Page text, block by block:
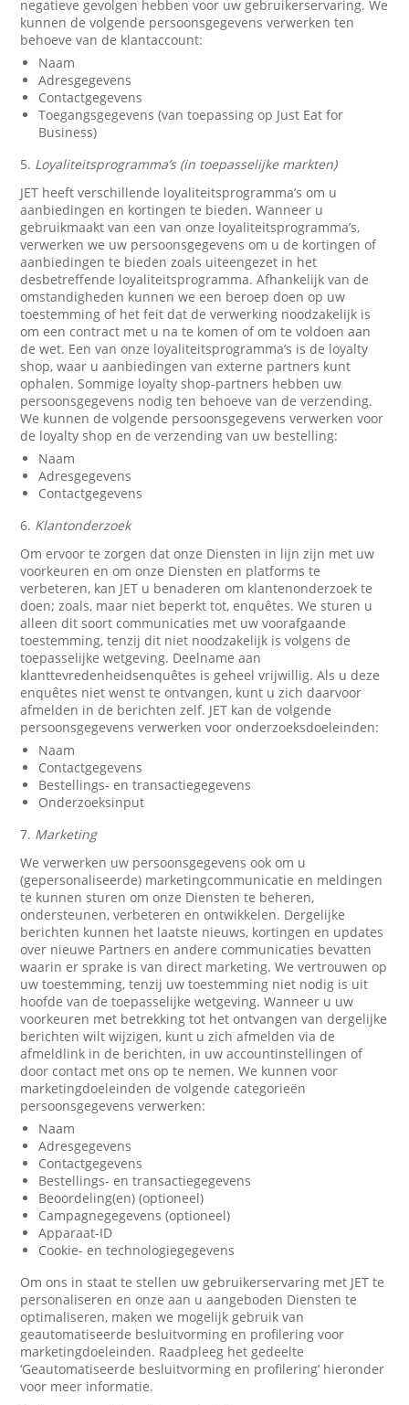
negatieve gevolgen hebben voor uw gebruikerservaring. We
kunnen de volgende persoonsgegevens verwerken ten
behoeve van de klantaccount:
Naam
Adresgegevens
Contactgegevens
Toegangsgegevens (van toepassing op Just Eat for
Business)
5. Loyaliteitsprogramma’s (in toepasselijke markten)
JET heeft verschillende loyaliteitsprogramma’s om u
aanbiedingen en kortingen te bieden. Wanneer u
gebruikmaakt van een van onze loyaliteitsprogramma’s,
verwerken we uw persoonsgegevens om u de kortingen of
aanbiedingen te bieden zoals uiteengezet in het
desbetreffende loyaliteitsprogramma. Afhankelijk van de
omstandigheden kunnen we een beroep doen op uw
toestemming of het feit dat de verwerking noodzakelijk is
om een contract met u na te komen of om te voldoen aan
de wet. Een van onze loyaliteitsprogramma’s is de loyalty
shop, waar u aanbiedingen van externe partners kunt
ophalen. Sommige loyalty shop-partners hebben uw
persoonsgegevens nodig ten behoeve van de verzending.
We kunnen de volgende persoonsgegevens verwerken voor
de loyalty shop en de verzending van uw bestelling:
Naam
Adresgegevens
Contactgegevens
6. Klantonderzoek
Om ervoor te zorgen dat onze Diensten in lijn zijn met uw
voorkeuren en om onze Diensten en platforms te
verbeteren, kan JET u benaderen om klantenonderzoek te
doen; zoals, maar niet beperkt tot, enquêtes. We sturen u
alleen dit soort communicaties met uw voorafgaande
toestemming, tenzij dit niet noodzakelijk is volgens de
toepasselijke wetgeving. Deelname aan
klanttevredenheidsenquêtes is geheel vrijwillig. Als u deze
enquêtes niet wenst te ontvangen, kunt u zich daarvoor
afmelden in de berichten zelf. JET kan de volgende
persoonsgegevens verwerken voor onderzoeksdoeleinden:
Naam
Contactgegevens
Bestellings- en transactiegegevens
Onderzoeksinput
7. Marketing
We verwerken uw persoonsgegevens ook om u
(gepersonaliseerde) marketingcommunicatie en meldingen
te kunnen sturen om onze Diensten te beheren,
ondersteunen, verbeteren en ontwikkelen. Dergelijke
berichten kunnen het laatste nieuws, kortingen en updates
over nieuwe Partners en andere communicaties bevatten
waarin er sprake is van direct marketing. We vertrouwen op
uw toestemming, tenzij uw toestemming niet nodig is uit
hoofde van de toepasselijke wetgeving. Wanneer u uw
voorkeuren met betrekking tot het ontvangen van dergelijke
berichten wilt wijzigen, kunt u zich afmelden via de
afmeldlink in de berichten, in uw accountinstellingen of
door contact met ons op te nemen. We kunnen voor
marketingdoeleinden de volgende categorieën
persoonsgegevens verwerken:
Naam
Adresgegevens
Contactgegevens
Bestellings- en transactiegegevens
Beoordeling(en) (optioneel)
Campagnegegevens (optioneel)
Apparaat-ID
Cookie- en technologiegegevens
Om ons in staat te stellen uw gebruikerservaring met JET te
personaliseren en onze aan u aangeboden Diensten te
optimaliseren, maken we mogelijk gebruik van
geautomatiseerde besluitvorming en profilering voor
marketingdoeleinden. Raadpleeg het gedeelte
‘Geautomatiseerde besluitvorming en profilering’ hieronder
voor meer informatie.